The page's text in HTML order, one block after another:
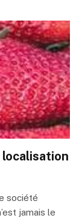
société
jamais le